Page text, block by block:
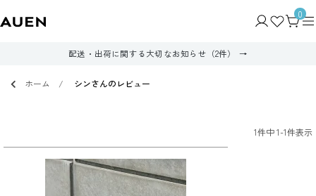
0
配送・出荷に関する大切なお知らせ（2件）
ホーム シンさんのレビュー
1件中1-1件表示